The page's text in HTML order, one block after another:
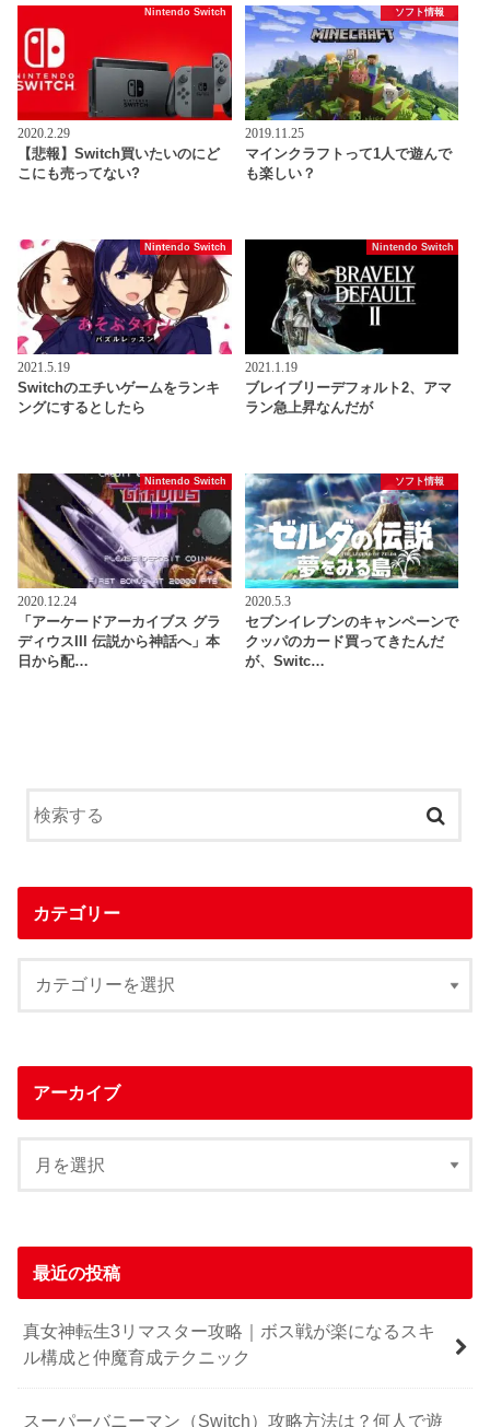
Nintendo Switch
2020.2.29
【悲報】Switch買いたいのにど
こにも売ってない?
ソフト情報
2019.11.25
マインクラフトって1人で遊んで
も楽しい？
Nintendo Switch
2021.5.19
Switchのエチいゲームをランキ
ングにするとしたら
Nintendo Switch
2021.1.19
ブレイブリーデフォルト2、アマ
ラン急上昇なんだが
Nintendo Switch
2020.12.24
「アーケードアーカイブス グラ
ディウスIII 伝説から神話へ」本
日から配…
ソフト情報
2020.5.3
セブンイレブンのキャンペーンで
クッパのカード買ってきたんだ
が、Switc…
カテゴリー
アーカイブ
最近の投稿
真女神転生3リマスター攻略｜ボス戦が楽になるスキ
ル構成と仲魔育成テクニック
スーパーバニーマン（Switch）攻略方法は？何人で遊